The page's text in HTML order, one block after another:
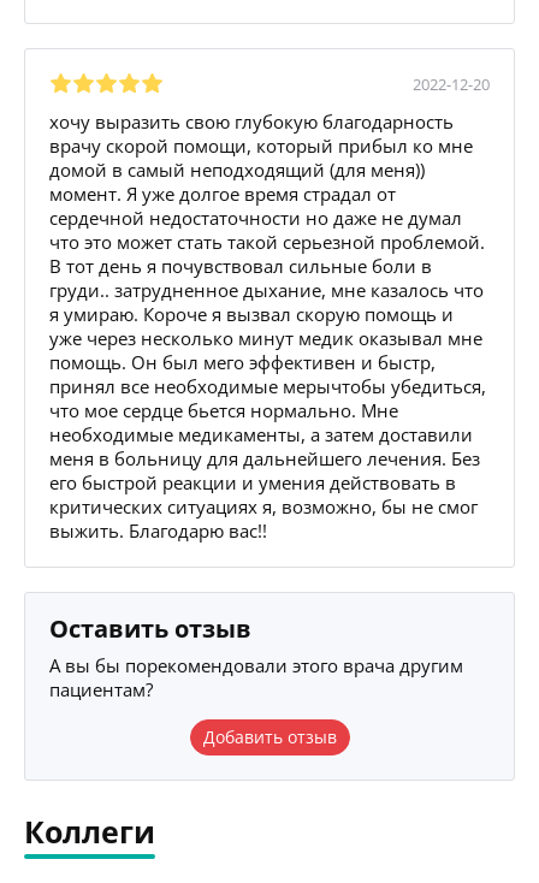
2022-12-20
хочу выразить свою глубокую благодарность
врачу скорой помощи, который прибыл ко мне
домой в самый неподходящий (для меня))
момент. Я уже долгое время страдал от
сердечной недостаточности но даже не думал
что это может стать такой серьезной проблемой.
В тот день я почувствовал сильные боли в
груди.. затрудненное дыхание, мне казалось что
я умираю. Короче я вызвал скорую помощь и
уже через несколько минут медик оказывал мне
помощь. Он был мего эффективен и быстр,
принял все необходимые мерычтобы убедиться,
что мое сердце бьется нормально. Мне
необходимые медикаменты, а затем доставили
меня в больницу для дальнейшего лечения. Без
его быстрой реакции и умения действовать в
критических ситуациях я, возможно, бы не смог
выжить. Благодарю вас!!
Оставить отзыв
А вы бы порекомендовали этого врача другим
пациентам?
Добавить отзыв
Коллеги